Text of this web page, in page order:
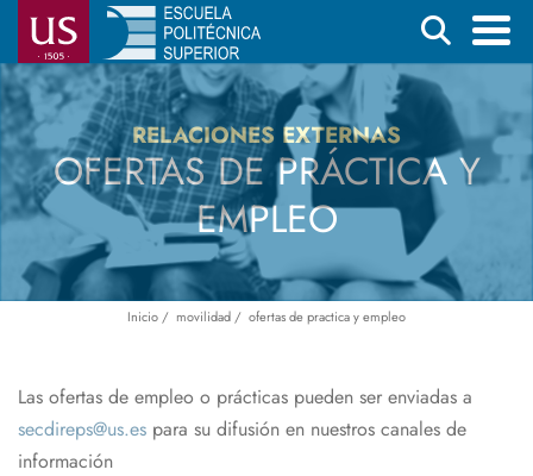
Pasar
contenido
principal
Buscar
Menú
principal RELACIONES EXTERNAS
OFERTAS DE PRÁCTICA Y
EMPLEO
navegación
Inicio movilidad ofertas de practica y empleo
Las ofertas de empleo o prácticas pueden ser enviadas a
secdireps@us.es para su difusión en nuestros canales de
información